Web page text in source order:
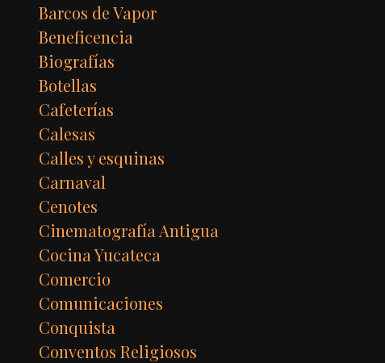
Barcos de Vapor
Beneficencia
Biografías
Botellas
Cafeterías
Calesas
Calles y esquinas
Carnaval
Cenotes
Cinematografía Antigua
Cocina Yucateca
Comercio
Comunicaciones
Conquista
Conventos Religiosos